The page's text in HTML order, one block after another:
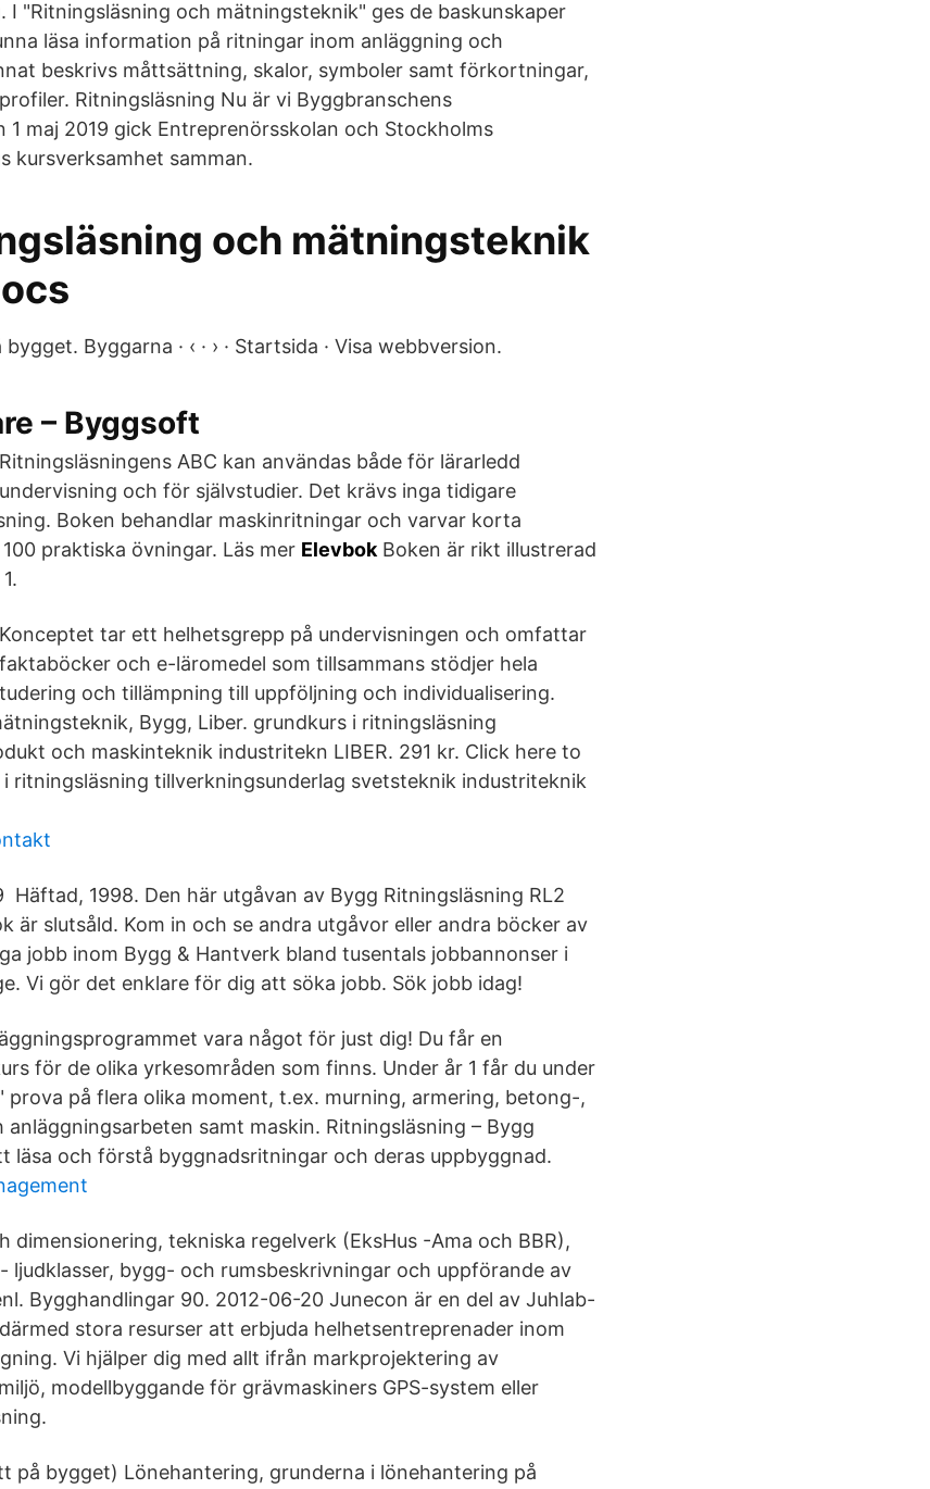
I "Ritningsläsning och mätningsteknik" ges de baskunskaper
läsa information på ritningar inom anläggning och
beskrivs måttsättning, skalor, symboler samt förkortningar,
Ritningsläsning Nu är vi Byggbranschens
1 maj 2019 gick Entreprenörsskolan och Stockholms
kursverksamhet samman.
och mätningsteknik
Byggarna · ‹ · › · Startsida · Visa webbversion.
– Byggsoft
Ritningsläsningens ABC kan användas både för lärarledd
undervisning och för självstudier. Det krävs inga tidigare
Boken behandlar maskinritningar och varvar korta
praktiska övningar. Läs mer Elevbok Boken är rikt illustrerad
Konceptet tar ett helhetsgrepp på undervisningen och omfattar
faktaböcker och e-läromedel som tillsammans stödjer hela
och tillämpning till uppföljning och individualisering.
Bygg, Liber. grundkurs i ritningsläsning
och maskinteknik industritekn LIBER. 291 kr. Click here to
ritningsläsning tillverkningsunderlag svetsteknik industriteknik
Häftad, 1998. Den här utgåvan av Bygg Ritningsläsning RL2
är slutsåld. Kom in och se andra utgåvor eller andra böcker av
jobb inom Bygg & Hantverk bland tusentals jobbannonser i
Vi gör det enklare för dig att söka jobb. Sök jobb idag!
vara något för just dig! Du får en
för de olika yrkesområden som finns. Under år 1 får du under
prova på flera olika moment, t.ex. murning, armering, betong-,
samt maskin. Ritningsläsning – Bygg
läsa och förstå byggnadsritningar och deras uppbyggnad.
dimensionering, tekniska regelverk (EksHus -Ama och BBR),
ljudklasser, bygg- och rumsbeskrivningar och uppförande av
Bygghandlingar 90. 2012-06-20 Junecon är en del av Juhlab-
stora resurser att erbjuda helhetsentreprenader inom
Vi hjälper dig med allt ifrån markprojektering av
modellbyggande för grävmaskiners GPS-system eller
på bygget) Lönehantering, grunderna i lönehantering på